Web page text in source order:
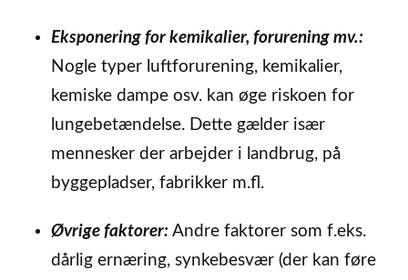
Eksponering for kemikalier, forurening mv.:
Nogle typer luftforurening, kemikalier,
kemiske dampe osv. kan øge riskoen for
lungebetændelse. Dette gælder især
mennesker der arbejder i landbrug, på
byggepladser, fabrikker m.fl.
Øvrige faktorer: Andre faktorer som f.eks.
dårlig ernæring, synkebesvær (der kan føre